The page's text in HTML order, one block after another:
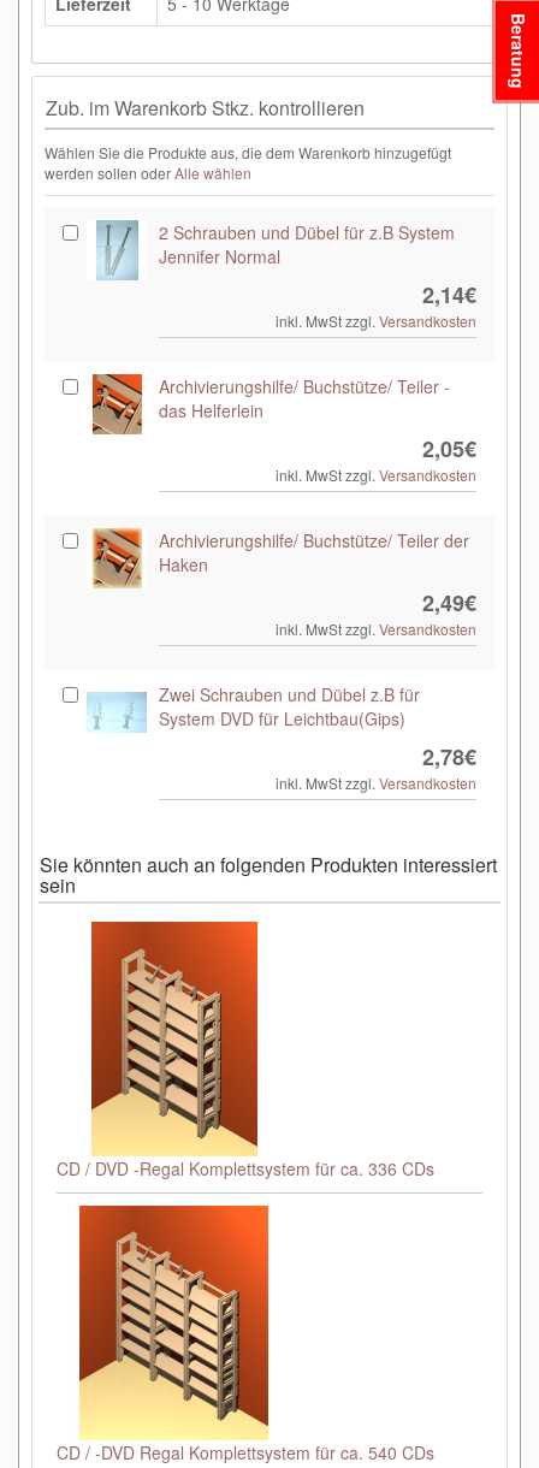
Zub. im Warenkorb Stkz. kontrollieren
Wählen Sie die Produkte aus, die dem Warenkorb hinzugefügt
werden sollen oderAlle wählen
2 Schrauben und Dübel für z.B System
Jennifer Normal
2,14€
inkl. MwSt zzgl.Versandkosten
Archivierungshilfe/ Buchstütze/ Teiler -
das Helferlein
2,05€
inkl. MwSt zzgl.Versandkosten
Archivierungshilfe/ Buchstütze/ Teiler der
Haken
2,49€
inkl. MwSt zzgl.Versandkosten
Zwei Schrauben und Dübel z.B für
System DVD für Leichtbau(Gips)
2,78€
inkl. MwSt zzgl.Versandkosten
Sie könnten auch an folgenden Produkten interessiert
sein
CD / DVD -Regal Komplettsystem für ca. 336 CDs
CD / -DVD Regal Komplettsystem für ca. 540 CDs
Beratung